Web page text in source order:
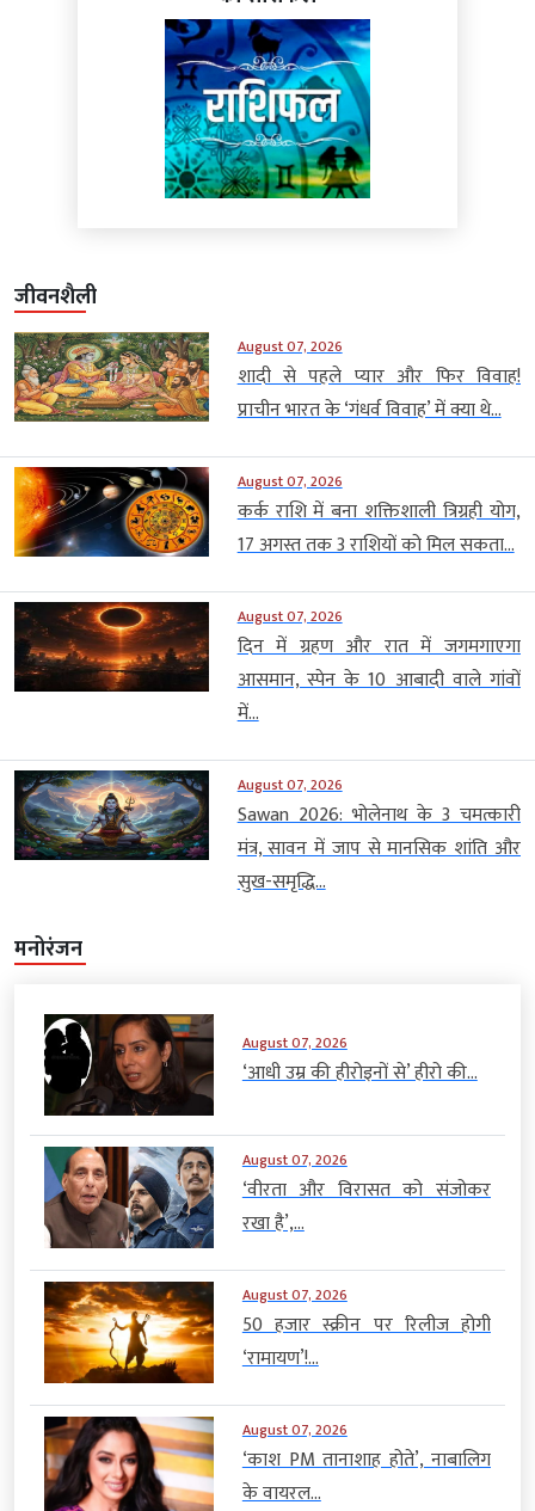
जीवनशैली
August 07, 2026
शादी से पहले प्यार और फिर विवाह!
प्राचीन भारत के ‘गंधर्व विवाह’ में क्या थे...
August 07, 2026
कर्क राशि में बना शक्तिशाली त्रिग्रही योग,
17 अगस्त तक 3 राशियों को मिल सकता...
August 07, 2026
दिन में ग्रहण और रात में जगमगाएगा
आसमान, स्पेन के 10 आबादी वाले गांवों
में...
August 07, 2026
Sawan 2026: भोलेनाथ के 3 चमत्कारी
मंत्र, सावन में जाप से मानसिक शांति और
सुख-समृद्धि...
मनोरंजन
August 07, 2026
‘आधी उम्र की हीरोइनों से’ हीरो की...
August 07, 2026
‘वीरता और विरासत को संजोकर
रखा है’,...
August 07, 2026
50 हजार स्क्रीन पर रिलीज होगी
‘रामायण’!...
August 07, 2026
‘काश PM तानाशाह होते’, नाबालिग
के वायरल...